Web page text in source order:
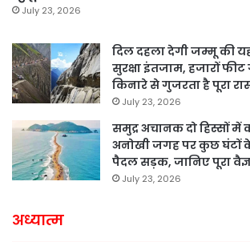
July 23, 2026
दिल दहला देगी जम्मू की
सुरक्षा इंतजाम, हजारों
किनारे से गुजरता है पूरा
July 23, 2026
समुद्र अचानक दो हिस्सों में
अनोखी जगह पर कुछ घंटों
पैदल सड़क, जानिए पूरा
July 23, 2026
अध्यात्म